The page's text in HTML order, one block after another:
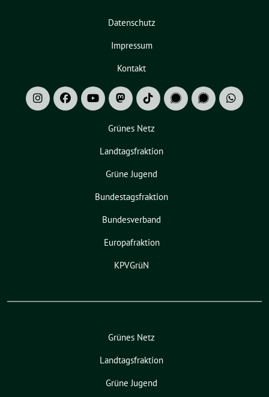
Datenschutz
Impressum
Kontakt
Grünes Netz
Landtagsfraktion
Grüne Jugend
Bundestagsfraktion
Bundesverband
Europafraktion
KPVGrüN
Grünes Netz
Landtagsfraktion
Grüne Jugend